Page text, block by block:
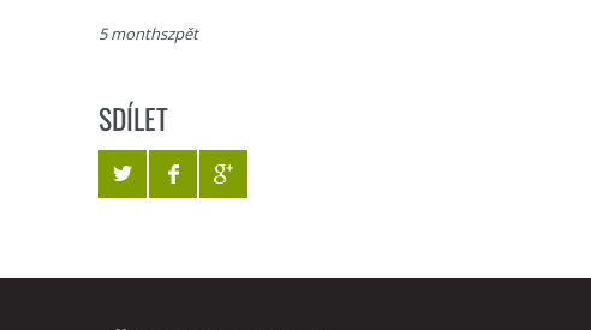
5 monthszpět
SDÍLET